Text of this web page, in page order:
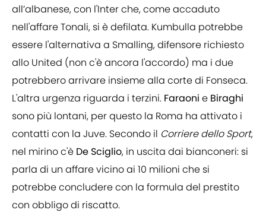
all’albanese, con l'Inter che, come accaduto
nell'affare Tonali, si è defilata. Kumbulla potrebbe
essere l'alternativa a Smalling, difensore richiesto
allo United (non c'è ancora l'accordo) ma i due
potrebbero arrivare insieme alla corte di Fonseca.
L'altra urgenza riguarda i terzini. Faraoni e Biraghi
sono più lontani, per questo la Roma ha attivato i
contatti con la Juve. Secondo il Corriere dello Sport,
nel mirino c'è De Sciglio, in uscita dai bianconeri: si
parla di un affare vicino ai 10 milioni che si
potrebbe concludere con la formula del prestito
con obbligo di riscatto.